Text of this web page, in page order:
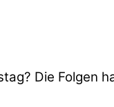
Die Folgen